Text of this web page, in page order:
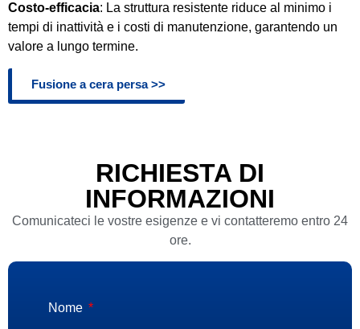
Costo-efficacia: La struttura resistente riduce al minimo i
tempi di inattività e i costi di manutenzione, garantendo un
valore a lungo termine.
Fusione a cera persa >>
RICHIESTA DI
INFORMAZIONI
Comunicateci le vostre esigenze e vi contatteremo entro 24
ore.
Nome